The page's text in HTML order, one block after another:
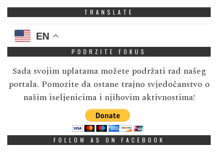
TRANSLATE
EN
PODRZITE FOKUS
Sada svojim uplatama možete podržati rad našeg
portala. Pomozite da ostane trajno svjedočanstvo o
našim iseljenicima i njihovim aktivnostima!
FOLLOW AS ON FACEBOOK